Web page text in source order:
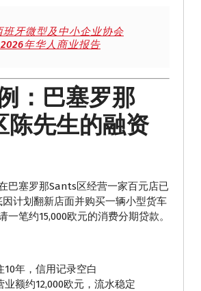
班牙微型及中小企业协会
年华人商业报告
：巴塞罗那
陈先生的融资
巴塞罗那Sants区经营一家百元店已
因计划翻新店面并购买一辆小型货车
一笔约15,000欧元的消费分期贷款。
10年，信用记录空白
业额约12,000欧元，流水稳定